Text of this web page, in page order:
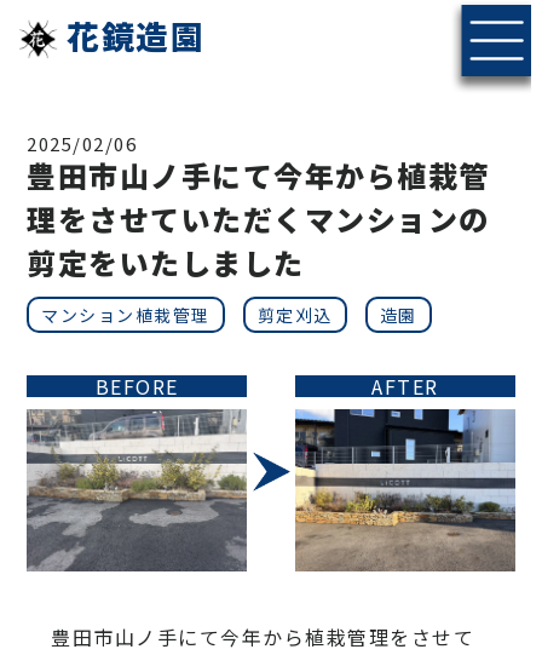
花鏡造園
2025/02/06
豊田市山ノ手にて今年から植栽管
理をさせていただくマンションの
剪定をいたしました
マンション植栽管理 剪定刈込 造園
BEFORE AFTER
豊田市山ノ手にて今年から植栽管理をさせて